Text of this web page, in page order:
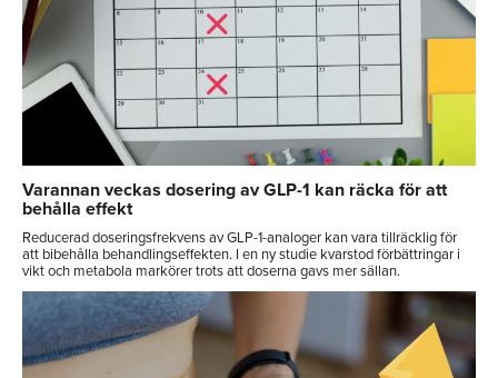
Varannan veckas dosering av GLP-1 kan räcka för att
behålla effekt
Reducerad doseringsfrekvens av GLP-1-analoger kan vara tillräcklig för
att bibehålla behandlingseffekten. I en ny studie kvarstod förbättringar i
vikt och metabola markörer trots att doserna gavs mer sällan.